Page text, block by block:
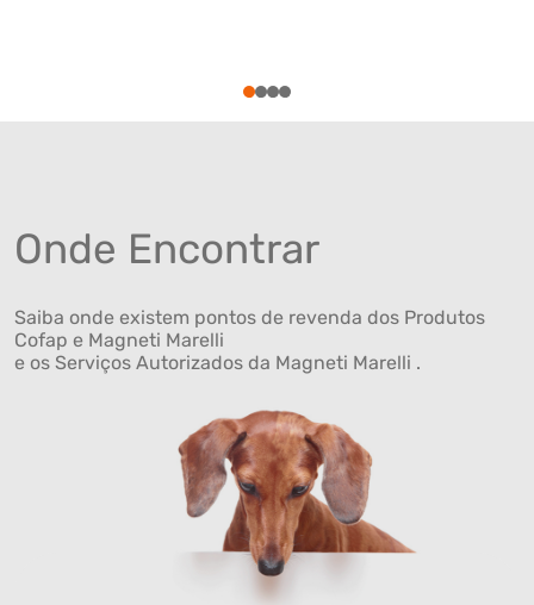
1234
Onde Encontrar
Saiba onde existem pontos de revenda dos Produtos
Cofap e Magneti Marelli
e os Serviços Autorizados da Magneti Marelli .